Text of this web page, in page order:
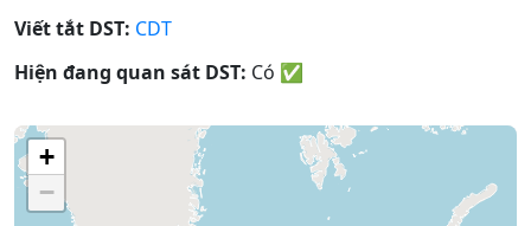
Viết tắt DST: CDT
Hiện đang quan sát DST: Có ✅
+
−